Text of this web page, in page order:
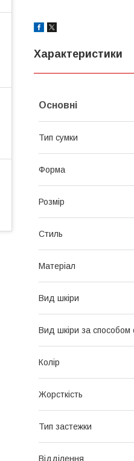
Характеристики
Основні
Тип сумки
Форма
Розмір
Стиль
Матеріал
Вид шкіри
Вид шкіри за способом
Колір
Жорсткість
Тип застежки
Відділення